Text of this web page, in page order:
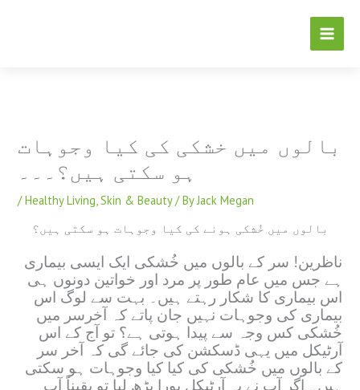
بالوں میں خشکی کی کیا وجوہات
ہو سکتی ہیں؟۔۔۔
/Healthy Living ,Skin & Beauty/ ByJack Megan
بالوں میں خُشکی ہونے کی کیا وجوہات ہو سکتی ہیں؟
ناظرین! سر کے بالوں میں خُشکی ایک ایسی بیماری
ہے جس میں عام طور پر مرد اور خواتین دونوں ہی
اس بیماری کا شکار رہتے ہیں۔ بہت سے لوگ اس
بیماری کی وجوہات نہیں جان پاتے کہ آخرسر میں
خُشکی کس وجہ سے پیدا ہوتی ہے؟ تو آج کے اس
آرٹیکل میں یہی ڈسکشن کی جائے گی کہ آخر سر
کے بالوں میں خُشکی کی کیا کیا وجوہات ہو سکتی
ہیں۔ اگر آپ نے یہ آرٹیکل پورا پڑھ لیا تو یقیناً آپ